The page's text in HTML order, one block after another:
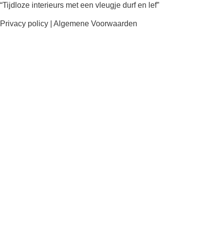
“Tijdloze interieurs met een vleugje durf en lef”
Privacy policy Algemene Voorwaarden